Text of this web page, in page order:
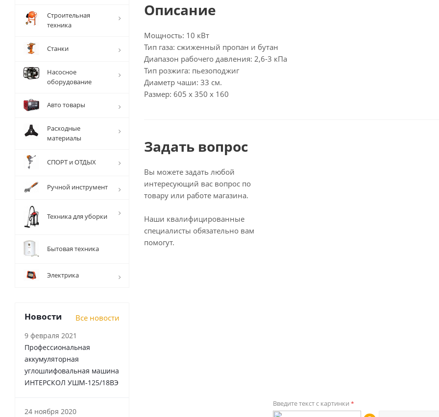
Описание
Мощность: 10 кВт
Тип газа: сжиженный пропан и бутан
Диапазон рабочего давления: 2,6-3 кПа
Тип розжига: пьезоподжиг
Диаметр чаши: 33 см.
Размер: 605 x 350 x 160
Задать вопрос
Вы можете задать любой
интересующий вас вопрос по
товару или работе магазина.
Наши квалифицированные
специалисты обязательно вам
помогут.
Введите текст с картинки *
Строительная
техника
Станки
Насосное
оборудование
Авто товары
Расходные
материалы
СПОРТ и ОТДЫХ
Ручной инструмент
Техника для уборки
Бытовая техника
Электрика
Новости Все новости
9 февраля 2021
Профессиональная
аккумуляторная
углошлифовальная машина
ИНТЕРСКОЛ УШМ-125/18ВЭ
24 ноября 2020